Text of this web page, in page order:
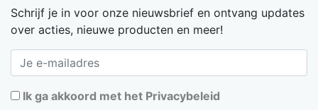
Schrijf je in voor onze nieuwsbrief en ontvang updates
over acties, nieuwe producten en meer!
Ik ga akkoord met het Privacybeleid